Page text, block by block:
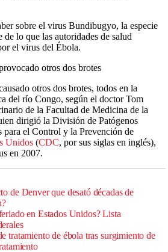
sobre el virus Bundibugyo, la especie
de lo que las autoridades de salud
el virus del Ébola.
otros dos brotes
otros dos brotes, todos en la
del río Congo, según el doctor Tom
de la Facultad de Medicina de la
dirigió la División de Patógenos
para el Control y la Prevención de
Unidos (CDC, por sus siglas en inglés),
en 2007.
de Denver que desató décadas de
en Estados Unidos? Lista
tratamiento de ébola tras surgimiento de